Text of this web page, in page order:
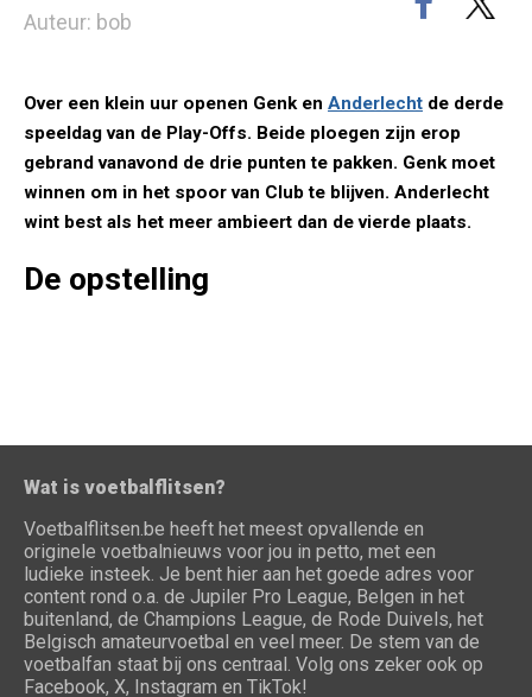
Auteur: bob
Over een klein uur openen Genk en Anderlecht de derde
speeldag van de Play-Offs. Beide ploegen zijn erop
gebrand vanavond de drie punten te pakken. Genk moet
winnen om in het spoor van Club te blijven. Anderlecht
wint best als het meer ambieert dan de vierde plaats.
De opstelling
Wat is voetbalflitsen?
Voetbalflitsen.be heeft het meest opvallende en
originele voetbalnieuws voor jou in petto, met een
ludieke insteek. Je bent hier aan het goede adres voor
content rond o.a. de Jupiler Pro League, Belgen in het
buitenland, de Champions League, de Rode Duivels, het
Belgisch amateurvoetbal en veel meer. De stem van de
voetbalfan staat bij ons centraal. Volg ons zeker ook op
Facebook, X, Instagram en TikTok!